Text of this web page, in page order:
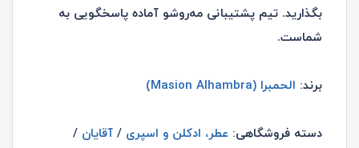
بگذارید. تیم پشتیبانی مه‌روشو آماده پاسخگویی به
شماست.
برند: الحمبرا (Masion Alhambra)
دسته فروشگاهی: عطر، ادکلن و اسپری / آقایان /